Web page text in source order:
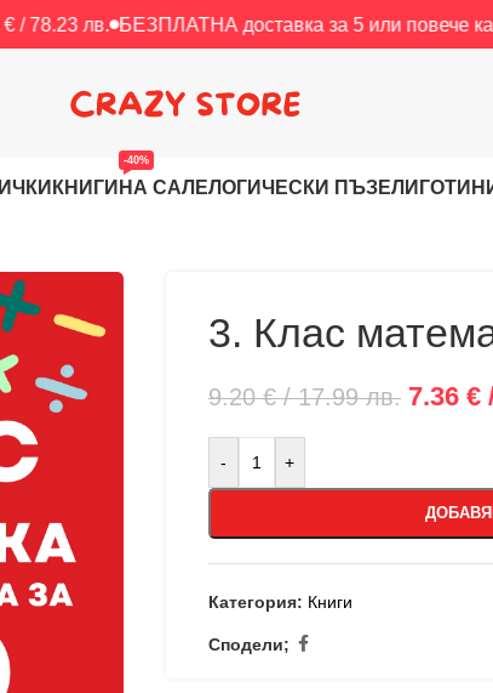
БЕЗПЛАТНА доставка за 5 или повече картички.
КНИГИ НА САЛЕ
-40%
ЛОГИЧЕСКИ ПЪЗЕЛИ
3. Клас
9.20 € / 17.99 лв. 7.36 €
- +
Категория: Книги
Сподели;